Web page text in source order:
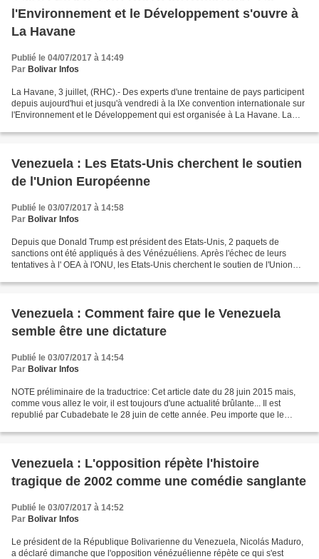
l'Environnement et le Développement s'ouvre à
La Havane
Publié le 04/07/2017 à 14:49
Par Bolivar Infos
La Havane, 3 juillet, (RHC).- Des experts d'une trentaine de pays participent
depuis aujourd'hui et jusqu'à vendredi à la IXe convention internationale sur
l'Environnement et le Développement qui est organisée à La Havane. La
Venezuela : Les Etats-Unis cherchent le soutien
de l'Union Européenne
Publié le 03/07/2017 à 14:58
Par Bolivar Infos
Depuis que Donald Trump est président des Etats-Unis, 2 paquets de
sanctions ont été appliqués à des Vénézuéliens. Après l'échec de leurs
tentatives à l' OEA à l'ONU, les Etats-Unis cherchent le soutien de l'Union
Venezuela : Comment faire que le Venezuela
semble être une dictature
Publié le 03/07/2017 à 14:54
Par Bolivar Infos
NOTE préliminaire de la traductrice: Cet article date du 28 juin 2015 mais,
comme vous allez le voir, il est toujours d'une actualité brûlante... Il est
republié par Cubadebate le 28 juin de cette année. Peu importe que le
Venezuela : L'opposition répète l'histoire
tragique de 2002 comme une comédie sanglante
Publié le 03/07/2017 à 14:52
Par Bolivar Infos
Le président de la République Bolivarienne du Venezuela, Nicolás Maduro,
a déclaré dimanche que l'opposition vénézuélienne répète ce qui s'est